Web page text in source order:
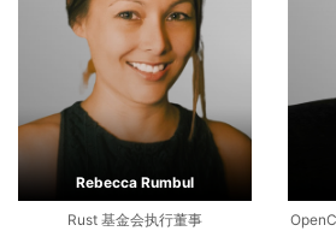
Rebecca Rumbul
Rust 基金会执行董事